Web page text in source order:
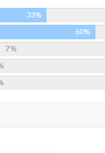
이 직원의 사기진작은
면 재물운, 마음가짐을
계적으로 한 번에 행
일확천금이 굴러왔을
33%
60%
7%